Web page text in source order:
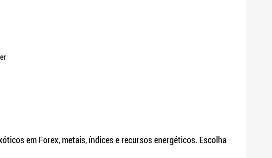
em Forex, metais, índices e recursos energéticos. Escolha